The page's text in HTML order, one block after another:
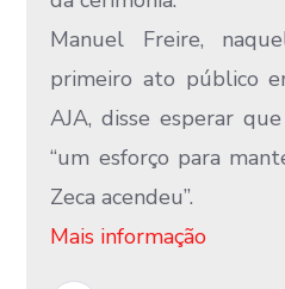
Manuel Freire,
primeiro ato público
AJA, disse esperar
“um esforço para
Zeca acendeu”.
Mais informação